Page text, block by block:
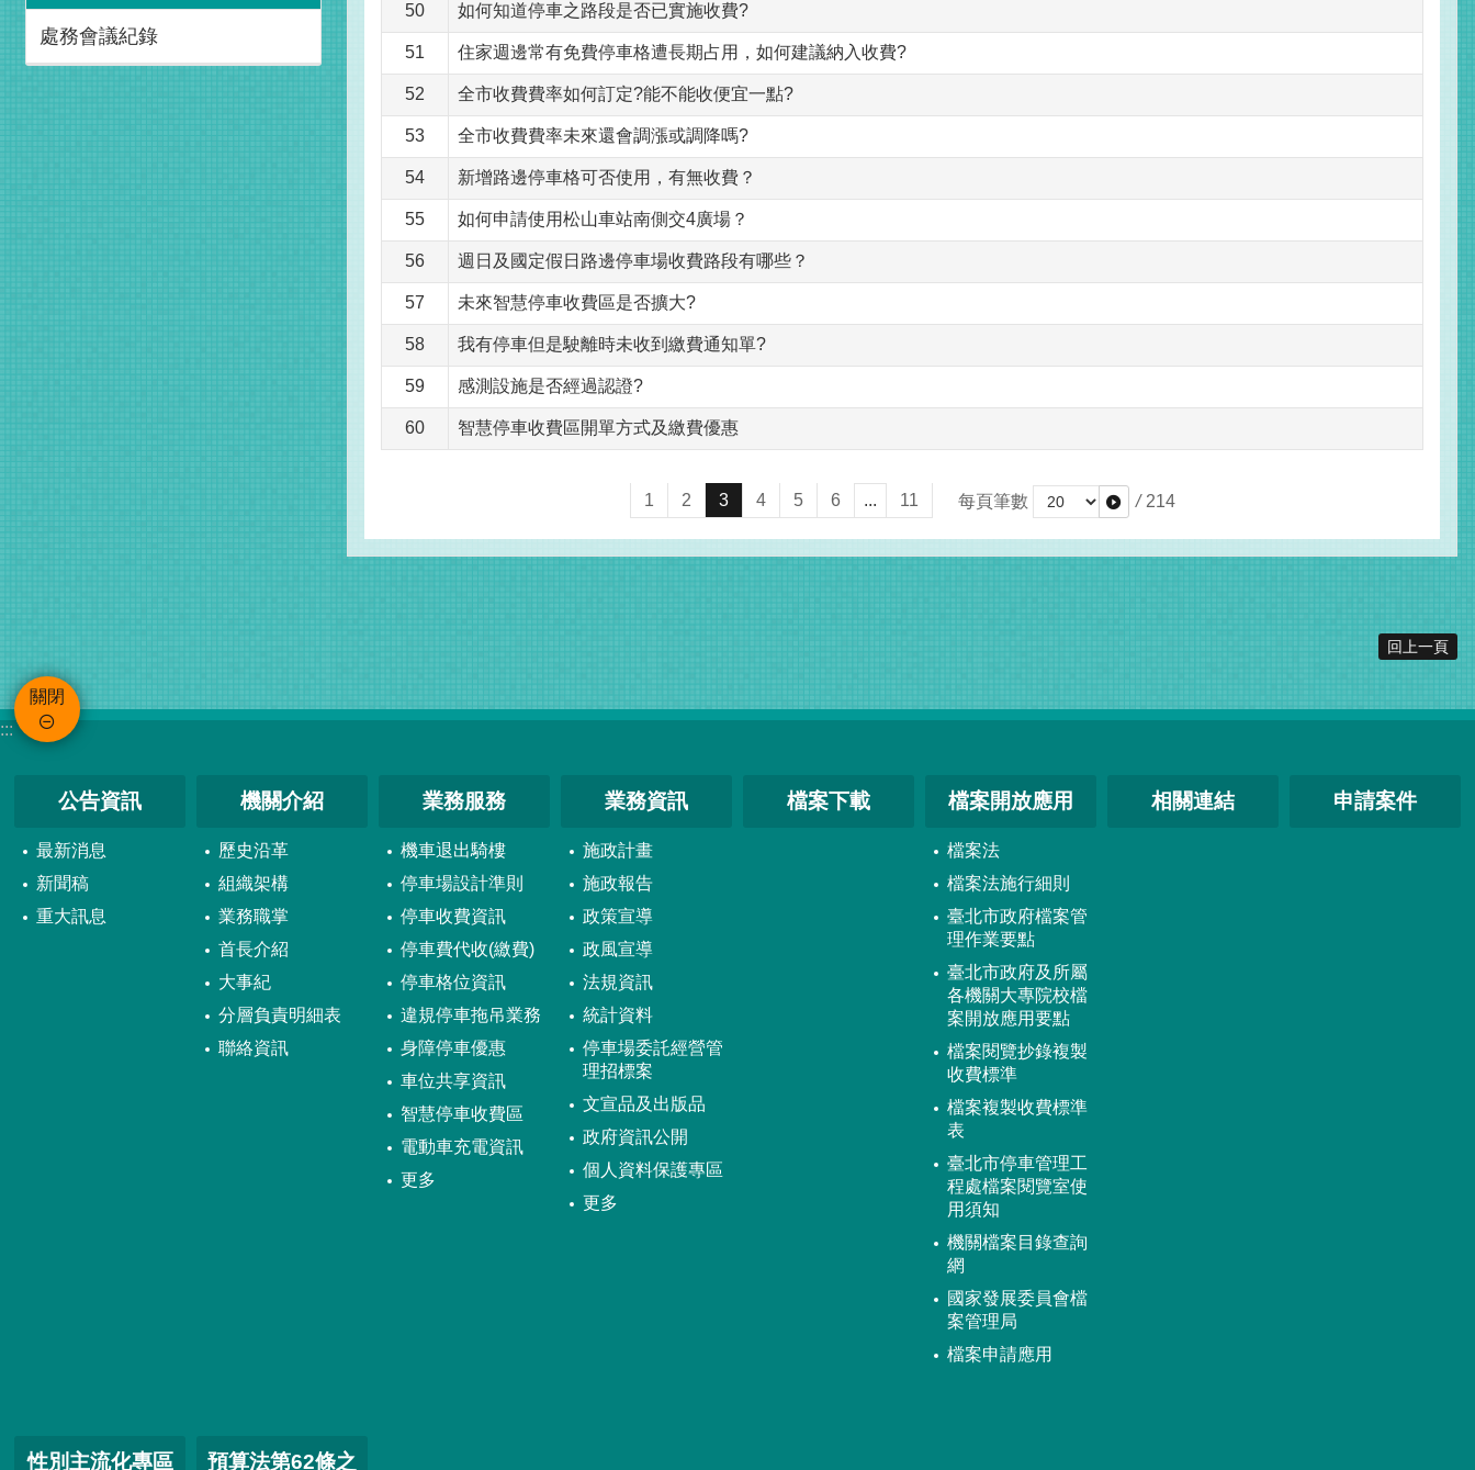
處務會議紀錄
50 如何知道停車之路段是否已實施收費?
51 住家週邊常有免費停車格遭長期占用，如何建議納入收費?
52 全市收費費率如何訂定?能不能收便宜一點?
53 全市收費費率未來還會調漲或調降嗎?
54 新增路邊停車格可否使用，有無收費？
55 如何申請使用松山車站南側交4廣場？
56 週日及國定假日路邊停車場收費路段有哪些？
57 未來智慧停車收費區是否擴大?
58 我有停車但是駛離時未收到繳費通知單?
59 感測設施是否經過認證?
60 智慧停車收費區開單方式及繳費優惠
1 2 3 4 5 6 ... 11 每頁筆數 / 214
回上一頁
關閉
:::
公告資訊
最新消息
新聞稿
重大訊息
機關介紹
歷史沿革
組織架構
業務職掌
首長介紹
大事紀
分層負責明細表
聯絡資訊
業務服務
機車退出騎樓
停車場設計準則
停車收費資訊
停車費代收(繳費)
停車格位資訊
違規停車拖吊業務
身障停車優惠
車位共享資訊
智慧停車收費區
電動車充電資訊
更多
業務資訊
施政計畫
施政報告
政策宣導
政風宣導
法規資訊
統計資料
停車場委託經營管
理招標案
文宣品及出版品
政府資訊公開
個人資料保護專區
更多
檔案下載 檔案開放應用
檔案法
檔案法施行細則
臺北市政府檔案管
理作業要點
臺北市政府及所屬
各機關大專院校檔
案開放應用要點
檔案閱覽抄錄複製
收費標準
檔案複製收費標準
表
臺北市停車管理工
程處檔案閱覽室使
用須知
機關檔案目錄查詢
網
國家發展委員會檔
案管理局
檔案申請應用
相關連結 申請案件
性別主流化專區 預算法第62條之